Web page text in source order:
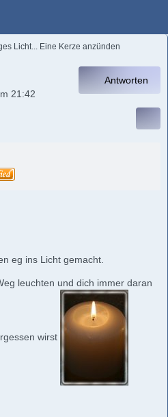
Licht... Eine Kerze anzünden
21:42
Antworten
eg ins Licht gemacht.
leuchten und dich immer daran
wirst